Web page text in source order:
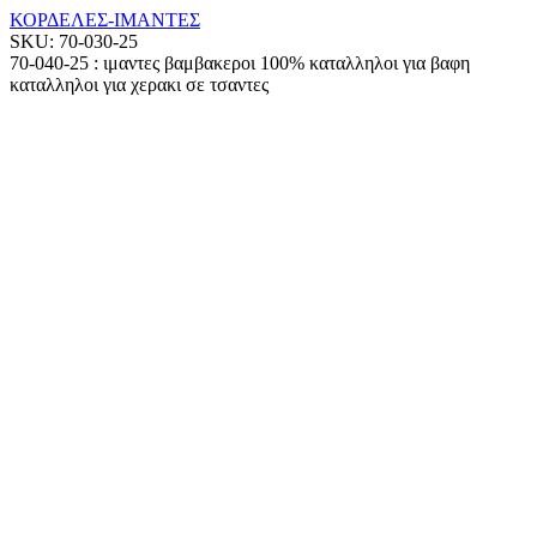
ΚΟΡΔΕΛΕΣ-ΙΜΑΝΤΕΣ
SKU: 70-030-25
70-040-25 : ιμαντες βαμβακεροι 100% καταλληλοι για βαφη
καταλληλοι για χερακι σε τσαντες